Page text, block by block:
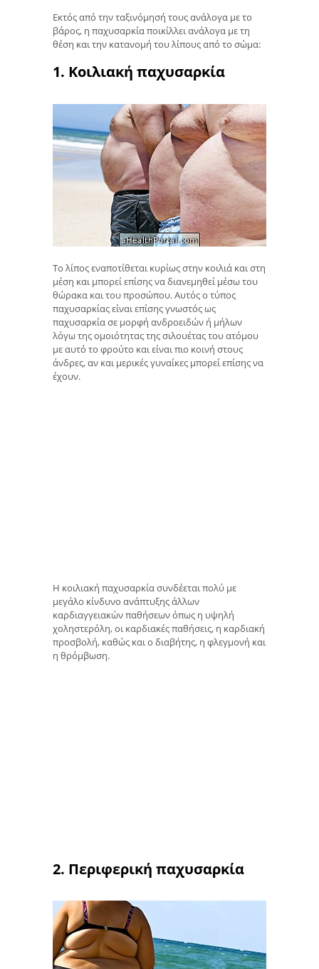
Εκτός από την ταξινόμησή τους ανάλογα με το
βάρος, η παχυσαρκία ποικίλλει ανάλογα με τη
θέση και την κατανομή του λίπους από το σώμα:
1. Κοιλιακή παχυσαρκία
Το λίπος εναποτίθεται κυρίως στην κοιλιά και στη
μέση και μπορεί επίσης να διανεμηθεί μέσω του
θώρακα και του προσώπου. Αυτός ο τύπος
παχυσαρκίας είναι επίσης γνωστός ως
παχυσαρκία σε μορφή ανδροειδών ή μήλων
λόγω της ομοιότητας της σιλουέτας του ατόμου
με αυτό το φρούτο και είναι πιο κοινή στους
άνδρες, αν και μερικές γυναίκες μπορεί επίσης να
έχουν.
Η κοιλιακή παχυσαρκία συνδέεται πολύ με
μεγάλο κίνδυνο ανάπτυξης άλλων
καρδιαγγειακών παθήσεων όπως η υψηλή
χοληστερόλη, οι καρδιακές παθήσεις, η καρδιακή
προσβολή, καθώς και ο διαβήτης, η φλεγμονή και
η θρόμβωση.
2. Περιφερική παχυσαρκία